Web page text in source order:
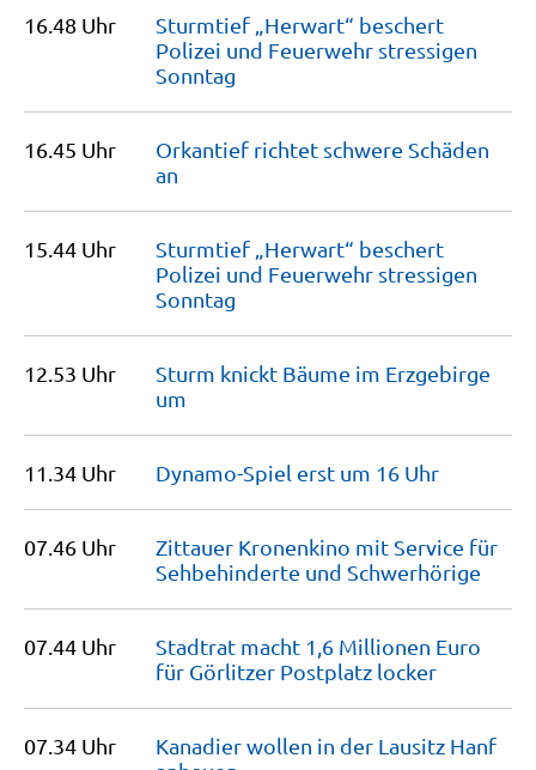
16.48 Uhr
Sturmtief „Herwart“ beschert
Polizei und Feuerwehr stressigen
Sonntag
16.45 Uhr
Orkantief richtet schwere Schäden
an
15.44 Uhr
Sturmtief „Herwart“ beschert
Polizei und Feuerwehr stressigen
Sonntag
12.53 Uhr
Sturm knickt Bäume im Erzgebirge
um
11.34 Uhr Dynamo-Spiel erst um 16 Uhr
07.46 Uhr
Zittauer Kronenkino mit Service für
Sehbehinderte und Schwerhörige
07.44 Uhr
Stadtrat macht 1,6 Millionen Euro
für Görlitzer Postplatz locker
07.34 Uhr
Kanadier wollen in der Lausitz Hanf